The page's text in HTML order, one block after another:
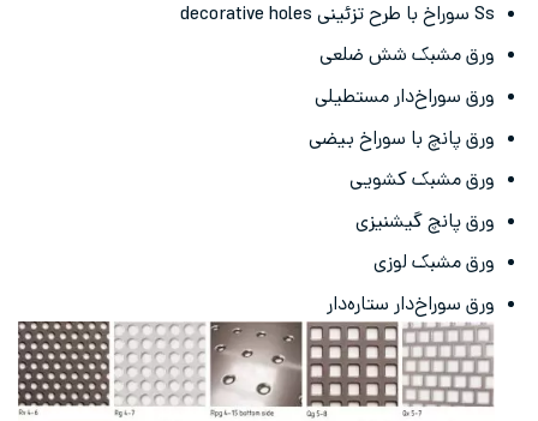
Ss سوراخ با طرح تزئینی decorative holes
ورق مشبک شش ضلعی
ورق سوراخ‌دار مستطیلی
ورق پانچ با سوراخ بیضی
ورق مشبک کشویی
ورق پانچ گیشنیزی
ورق مشبک لوزی
ورق سوراخ‌دار ستاره‌دار